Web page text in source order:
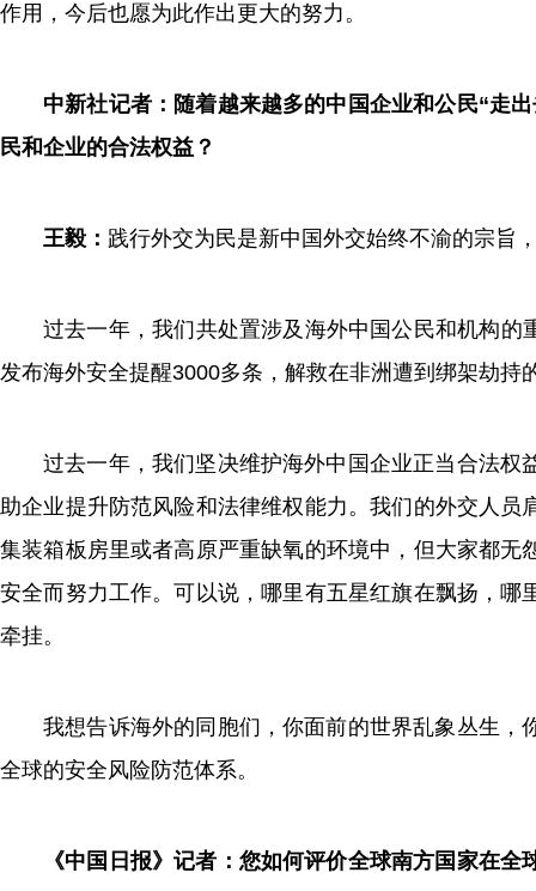
作用，今后也愿为此作出更大的努力。
中新社记者：随着越来越多的中国企业和公民“走
民和企业的合法权益？
王毅： 践行外交为民是新中国外交始终不渝的宗旨
过去一年，我们共处置涉及海外中国公民和机构
发布海外安全提醒3000多条，解救在非洲遭到绑架劫
过去一年，我们坚决维护海外中国企业正当合法
助企业提升防范风险和法律维权能力。我们的外交人
集装箱板房里或者高原严重缺氧的环境中，但大家都
安全而努力工作。可以说，哪里有五星红旗在飘扬，
牵挂。
我想告诉海外的同胞们，你面前的世界乱象丛生
全球的安全风险防范体系。
《中国日报》记者：您如何评价全球南方国家在